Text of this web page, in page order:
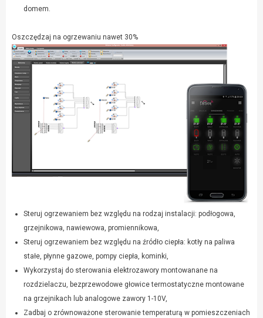
domem.
Oszczędzaj na ogrzewaniu nawet 30%
Steruj ogrzewaniem bez względu na rodzaj instalacji: podłogowa,
grzejnikowa, nawiewowa, promiennikowa,
Steruj ogrzewaniem bez względu na źródło ciepła: kotły na paliwa
stałe, płynne gazowe, pompy ciepła, kominki,
Wykorzystaj do sterowania elektrozawory montowanane na
rozdzielaczu, bezprzewodowe głowice termostatyczne montowane
na grzejnikach lub analogowe zawory 1-10V,
Zadbaj o zrównoważone sterowanie temperaturą w pomieszczeniach